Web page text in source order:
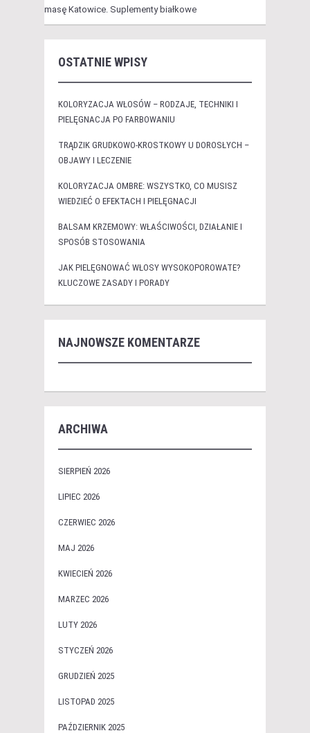
masę Katowice. Suplementy białkowe
OSTATNIE WPISY
KOLORYZACJA WŁOSÓW – RODZAJE, TECHNIKI I
PIELĘGNACJA PO FARBOWANIU
TRĄDZIK GRUDKOWO-KROSTKOWY U DOROSŁYCH –
OBJAWY I LECZENIE
KOLORYZACJA OMBRE: WSZYSTKO, CO MUSISZ
WIEDZIEĆ O EFEKTACH I PIELĘGNACJI
BALSAM KRZEMOWY: WŁAŚCIWOŚCI, DZIAŁANIE I
SPOSÓB STOSOWANIA
JAK PIELĘGNOWAĆ WŁOSY WYSOKOPOROWATE?
KLUCZOWE ZASADY I PORADY
NAJNOWSZE KOMENTARZE
ARCHIWA
SIERPIEŃ 2026
LIPIEC 2026
CZERWIEC 2026
MAJ 2026
KWIECIEŃ 2026
MARZEC 2026
LUTY 2026
STYCZEŃ 2026
GRUDZIEŃ 2025
LISTOPAD 2025
PAŹDZIERNIK 2025